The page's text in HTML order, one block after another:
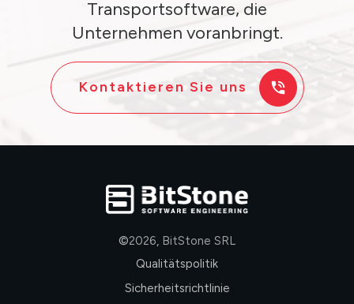
Transportsoftware, die
Unternehmen voranbringt.
Kontaktieren Sie uns
©2026, BitStone SRL
Qualitätspolitik
Sicherheitsrichtlinie